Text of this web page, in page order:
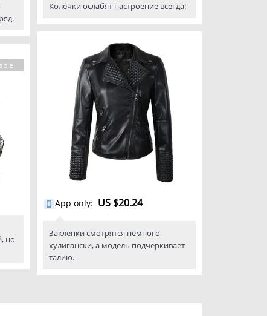
Колечки ослабят настроение всегда!
App only: US $20.24
Заклепки смотрятся немного
хулигански, а модель подчёркивает
талию.
но